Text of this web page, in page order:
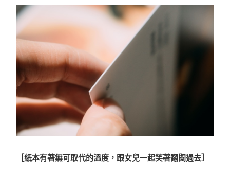
［紙本有著無可取代的溫度，跟女兒一起笑著翻閱過去］